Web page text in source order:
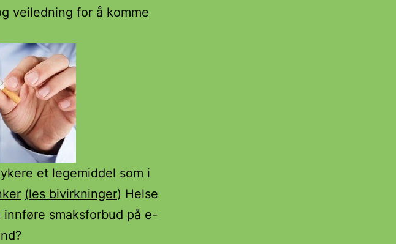
veiledning for å komme
et legemiddel som i
(les bivirkninger) Helse
smaksforbud på e-